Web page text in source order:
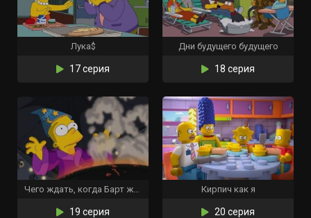
Лука$
17 серия
Дни будущего будущего
18 серия
Чего ждать, когда Барт ждёт
19 серия
Кирпич как я
20 серия